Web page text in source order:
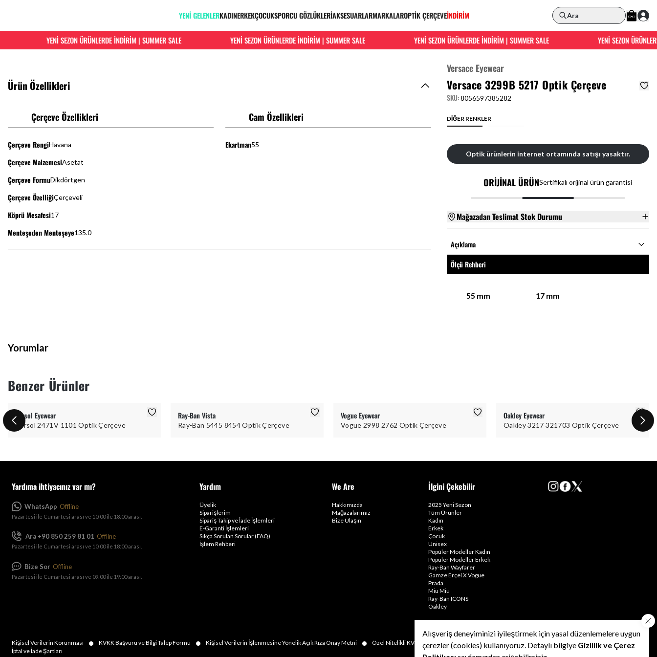
Alışveriş deneyiminizi iyileştirmek için yasal düzenlemelere uygun
çerezler (cookies) kullanıyoruz. Detaylı bilgiye Gizlilik ve Çerez
YENİ GELENLERKADINERKEKÇOCUKSPORCU GÖZLÜKLERİAKSESUARLARMARKALAROPTİK ÇERÇEVEİNDİRİM Ara
YENİ SEZON ÜRÜNLERDE İNDİRİM | SUMMER SALE YENİ SEZON ÜRÜNLERDE İNDİRİM | SUMMER SALE YENİ SEZON ÜRÜNLERDE İNDİRİM | SUMMER SALE YENİ SEZON
Ürün Özellikleri
Çerçeve Özellikleri
Çerçeve RengiHavana
Çerçeve MalzemesiAsetat
Çerçeve FormuDikdörtgen
Çerçeve ÖzelliğiÇerçeveli
Köprü Mesafesi17
Menteşeden Menteşeye135.0
Cam Özellikleri
Ekartman55
Versace Eyewear
Versace 3299B 5217 Optik Çerçeve
SKU:8056597385282
DİĞER RENKLER
Optik ürünlerin internet ortamında satışı yasaktır.
ORİJİNAL ÜRÜNSertifikalı orijinal ürün garantisi
Mağazadan Teslimat Stok Durumu
Açıklama
Ölçü Rehberi
55 mm 17 mm
Yorumlar
Benzer Ürünler
Persol Eyewear
Persol 2471V 1101 Optik Çerçeve
Ray-Ban Vista
Ray-Ban 5445 8454 Optik Çerçeve
Vogue Eyewear
Vogue 2998 2762 Optik Çerçeve
Oakley Eyewear
Oakley 3217 321703 Optik Çerçeve
Yardıma ihtiyacınız var mı?
WhatsApp Offline
Pazartesi ile Cumartesi arası ve 10:00 ile 18:00 arası.
Ara +90 850 259 81 01 Offline
Pazartesi ile Cumartesi arası ve 10:00 ile 18:00 arası.
Bize Sor Offline
Pazartesi ile Cumartesi arası ve 09:00 ile 19:00 arası.
Yardım
Üyelik
Siparişlerim
Sipariş Takip ve İade İşlemleri
E-Garanti İşlemleri
Sıkça Sorulan Sorular (FAQ)
İşlem Rehberi
We Are
Hakkımızda
Mağazalarımız
Bize Ulaşın
İlgini Çekebilir
2025 Yeni Sezon
Tüm Ürünler
Kadın
Erkek
Çocuk
Unisex
Popüler Modeller Kadın
Popüler Modeller Erkek
Ray-Ban Wayfarer
Gamze Erçel X Vogue
Prada
Miu Miu
Ray-Ban ICONS
Oakley
Kişisel Verilerin Korunması • KVKK Başvuru ve Bilgi Talep Formu • Kişisel Verilerin İşlenmesine Yönelik Açık Rıza Onay Metni • Özel Nitelikli KVKK • Kullanım Şartları • Gizlilik Politikası • Çerez Politikası •
İptal ve İade Şartları